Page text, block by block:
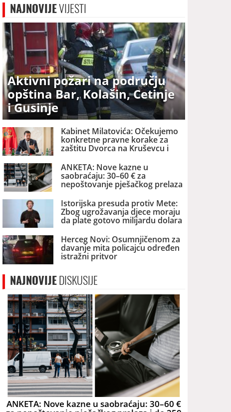
NAJNOVIJEVIJESTI
Aktivni požari na području
opština Bar, Kolašin, Cetinje
i Gusinje
Kabinet Milatovića: Očekujemo
konkretne pravne korake za
zaštitu Dvorca na Kruševcu i
ANKETA: Nove kazne u
saobraćaju: 30–60 € za
nepoštovanje pješačkog prelaza
i do 250 € za korišćenje telefona
u vožnji – da li su opravdane?
Istorijska presuda protiv Mete:
Zbog ugrožavanja djece moraju
da plate gotovo milijardu dolara
Herceg Novi: Osumnjičenom za
davanje mita policajcu određen
istražni pritvor
NAJNOVIJEDISKUSIJE
ANKETA: Nove kazne u saobraćaju: 30–60 €